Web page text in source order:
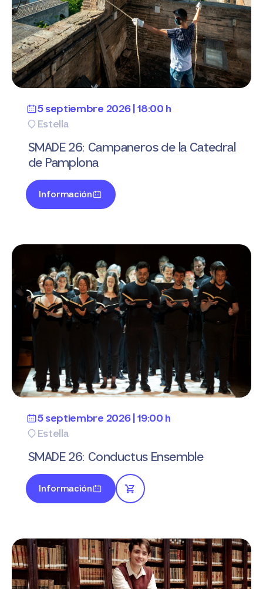
5 septiembre 2026 | 18:00 h
Estella
SMADE 26: Campaneros de la Catedral
de Pamplona
Información
5 septiembre 2026 | 19:00 h
Estella
SMADE 26: Conductus Ensemble
Información